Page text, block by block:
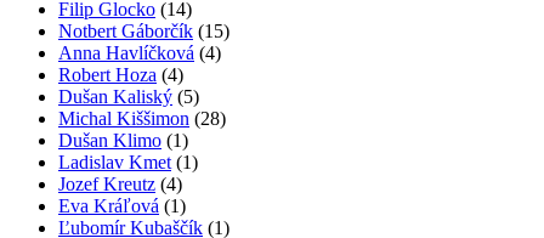
Filip Glocko (14)
Notbert Gáborčík (15)
Anna Havlíčková (4)
Robert Hoza (4)
Dušan Kaliský (5)
Michal Kiššimon (28)
Dušan Klimo (1)
Ladislav Kmet (1)
Jozef Kreutz (4)
Eva Kráľová (1)
Ľubomír Kubaščík (1)